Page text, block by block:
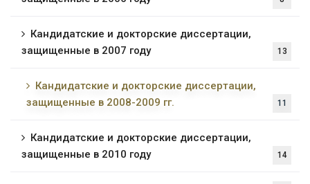
Кандидатские и докторские диссертации,
защищенные в 2007 году
13
Кандидатские и докторские диссертации,
защищенные в 2008-2009 гг.
11
Кандидатские и докторские диссертации,
защищенные в 2010 году
14